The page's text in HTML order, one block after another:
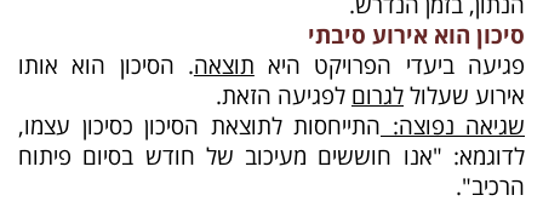
סיכון הוא אירוע סיבתי
פגיעה ביעדי הפרויקט היא תוצאה. הסיכון הוא אותו
אירוע שעלול לגרום לפגיעה הזאת.
שגיאה נפוצה: התייחסות לתוצאת הסיכון כסיכון עצמו,
לדוגמא: "אנו חוששים מעיכוב של חודש בסיום פיתוח
הרכיב".